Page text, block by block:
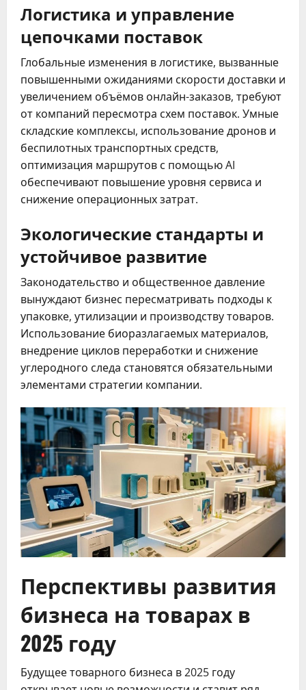
Логистика и управление
цепочками поставок
Глобальные изменения в логистике, вызванные
повышенными ожиданиями скорости доставки и
увеличением объёмов онлайн-заказов, требуют
от компаний пересмотра схем поставок. Умные
складские комплексы, использование дронов и
беспилотных транспортных средств,
оптимизация маршрутов с помощью AI
обеспечивают повышение уровня сервиса и
снижение операционных затрат.
Экологические стандарты и
устойчивое развитие
Законодательство и общественное давление
вынуждают бизнес пересматривать подходы к
упаковке, утилизации и производству товаров.
Использование биоразлагаемых материалов,
внедрение циклов переработки и снижение
углеродного следа становятся обязательными
элементами стратегии компании.
Перспективы развития
бизнеса на товарах в
2025 году
Будущее товарного бизнеса в 2025 году